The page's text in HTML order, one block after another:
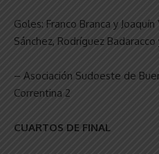
Goles: Franco Branca y
Sánchez, Rodríguez
– Asociación Sudoeste de
Correntina 2
CUARTOS DE FINAL